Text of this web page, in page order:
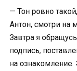
— Тон ровно
Антон, смотри на
Завтра я
подпись,
на